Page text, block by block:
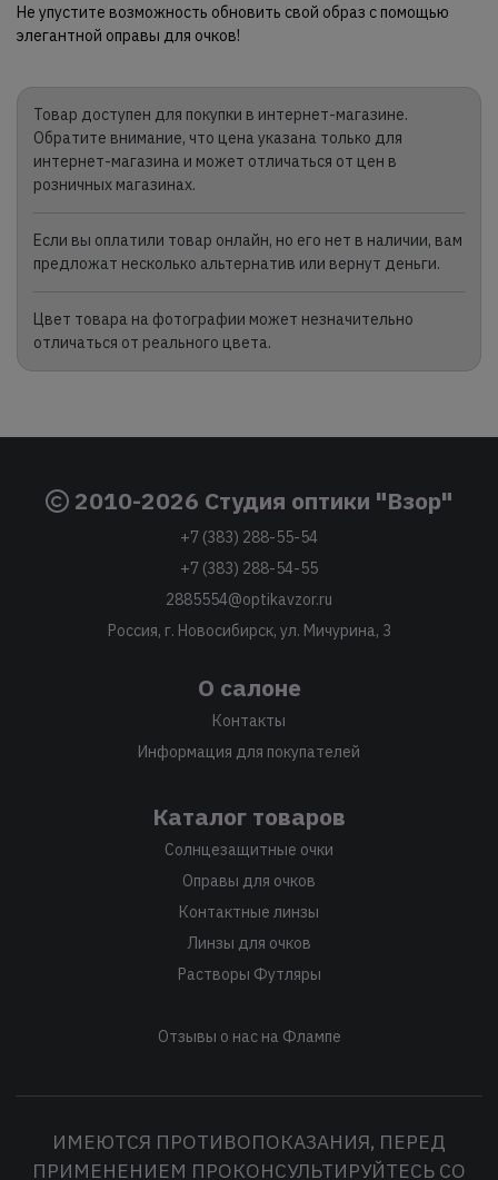
Не упустите возможность обновить свой образ с помощью
элегантной оправы для очков!
Товар доступен для покупки в интернет-магазине.
Обратите внимание, что цена указана только для
интернет-магазина и может отличаться от цен в
розничных магазинах.
Если вы оплатили товар онлайн, но его нет в наличии, вам
предложат несколько альтернатив или вернут деньги.
Цвет товара на фотографии может незначительно
отличаться от реального цвета.
2010-2026 Студия оптики "Взор"
+7 (383) 288-55-54
+7 (383) 288-54-55
2885554@optikavzor.ru
Россия, г. Новосибирск, ул. Мичурина, 3
О салоне
Контакты
Информация для покупателей
Каталог товаров
Солнцезащитные очки
Оправы для очков
Контактные линзы
Линзы для очков
Растворы Футляры
Отзывы о нас на Флампе
ИМЕЮТСЯ ПРОТИВОПОКАЗАНИЯ, ПЕРЕД
ПРИМЕНЕНИЕМ ПРОКОНСУЛЬТИРУЙТЕСЬ СО